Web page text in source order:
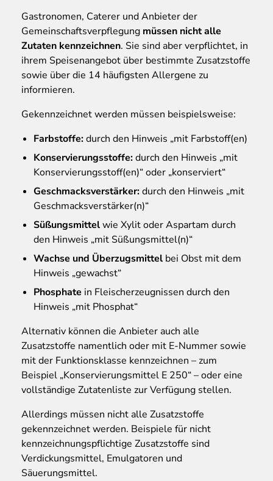
Gastronomen, Caterer und Anbieter der
Gemeinschaftsverpflegung müssen nicht alle
Zutaten kennzeichnen. Sie sind aber verpflichtet, in
ihrem Speisenangebot über bestimmte Zusatzstoffe
sowie über die 14 häufigsten Allergene zu
informieren.
Gekennzeichnet werden müssen beispielsweise:
Farbstoffe:durch den Hinweis „mit Farbstoff(en)
Konservierungsstoffe:durch den Hinweis „mit
Konservierungsstoff(en)“ oder „konserviert“
Geschmacksverstärker:durch den Hinweis „mit
Geschmacksverstärker(n)“
Süßungsmittelwie Xylit oder Aspartam durch
den Hinweis „mit Süßungsmittel(n)“
Wachse und Überzugsmittel bei Obst mit dem
Hinweis „gewachst“
Phosphate in Fleischerzeugnissen durch den
Hinweis „mit Phosphat“
Alternativ können die Anbieter auch alle
Zusatzstoffe namentlich oder mit E-Nummer sowie
mit der Funktionsklasse kennzeichnen – zum
Beispiel „Konservierungsmittel E 250“ – oder eine
vollständige Zutatenliste zur Verfügung stellen.
Allerdings müssen nicht alle Zusatzstoffe
gekennzeichnet werden. Beispiele für nicht
kennzeichnungspflichtige Zusatzstoffe sind
Verdickungsmittel, Emulgatoren und
Säuerungsmittel.